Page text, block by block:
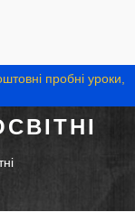
пробні уроки,